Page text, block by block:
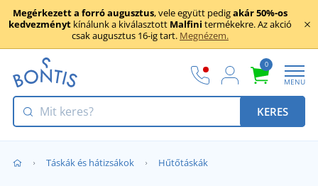
Megérkezett a forró augusztus, vele együtt pedigakár 50%-os
kedvezményt kínálunk a kiválasztott Malfini termékekre. Az akció
csak augusztus 16-ig tart. Megnézem.
0
MENU
KERES
Táskák és hátizsákok Hűtőtáskák